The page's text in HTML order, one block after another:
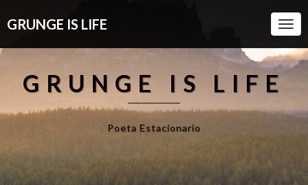
GRUNGE IS LIFE
GRUNGE IS LIFE
Poeta Estacionario